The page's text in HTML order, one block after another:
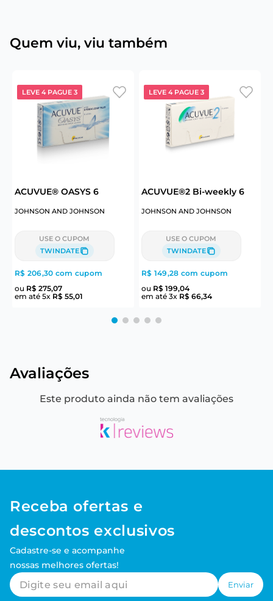
Quem viu, viu também
LEVE 4 PAGUE 3
ACUVUE® OASYS 6
JOHNSON AND JOHNSON
USE O CUPOM
TWINDATE
R$ 206,30 com cupom
ou R$ 275,07
em até 5x R$ 55,01
LEVE 4 PAGUE 3
ACUVUE®2 Bi-weekly 6
JOHNSON AND JOHNSON
USE O CUPOM
TWINDATE
R$ 149,28 com cupom
ou R$ 199,04
em até 3x R$ 66,34
Avaliações
Este produto ainda não tem avaliações
Receba ofertas e
descontos exclusivos
Cadastre-se e acompanhe
nossas melhores ofertas!
Enviar